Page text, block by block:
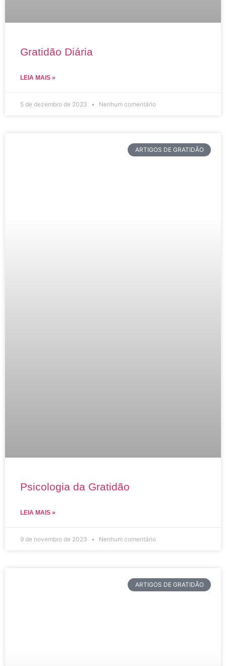
Gratidão Diária
LEIA MAIS »
5 de dezembro de 2023 Nenhum comentário
ARTIGOS DE GRATIDÃO
Psicologia da Gratidão
LEIA MAIS »
9 de novembro de 2023 Nenhum comentário
ARTIGOS DE GRATIDÃO